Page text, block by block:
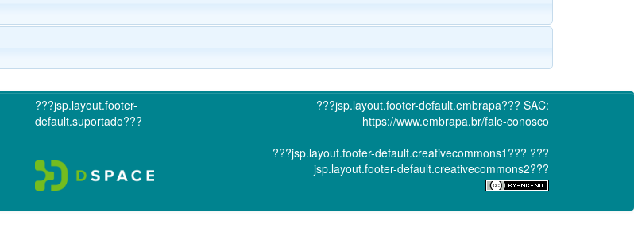
???jsp.layout.footer-
default.suportado???
???jsp.layout.footer-default.embrapa??? SAC:
https://www.embrapa.br/fale-conosco
???jsp.layout.footer-default.creativecommons1??? ???
jsp.layout.footer-default.creativecommons2???